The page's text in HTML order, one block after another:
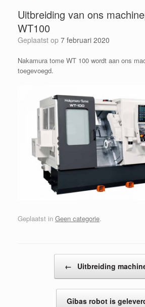
Uitbreiding van ons
WT100
Geplaatst op 7 februari 2020
Nakamura tome WT 100 wordt aan ons
toegevoegd.
Geplaatst in Geen categorie.
← Uitbreiding
Gibas robot is